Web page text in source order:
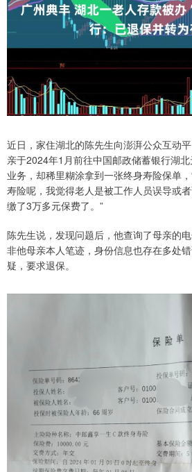
近日，家住湖北的陈先生向澎湃公众互动
亲于2024年1月前往中国邮政储蓄银行湖
业务，却稀里糊涂拿到一张终身寿险保单
寿险呢，我觉得老人是被工作人员误导或
缴了3万多元保费了。”
陈先生说，发现问题后，他查询了母亲的
非他母亲本人笔迹，身份信息也存在多处
疑，要求退保。